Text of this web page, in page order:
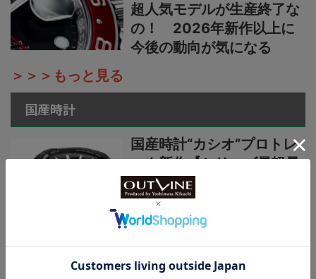
超人気モデルが生産終了な
の！ 2026年新作以上に
今後の動向が気になる
＞＞＞もっと見る
国産時計
国産時計“カシオ”プロトレ
ック新作【シリーズ最軽量
の本格アウトドアウオッ
チ】小物を収納できる新構
造リバーシブルベルト採用
カシオ“G-SHOCK”新作2種
【薄型・軽量な“メタルベゼ